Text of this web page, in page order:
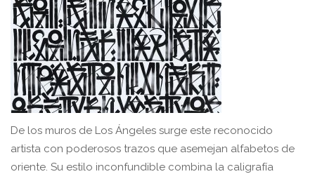
De los muros de Los Ángeles surge este reconocido
artista con poderosos trazos que asemejan alfabetos de
oriente. Su estilo inconfundible combina la caligrafía